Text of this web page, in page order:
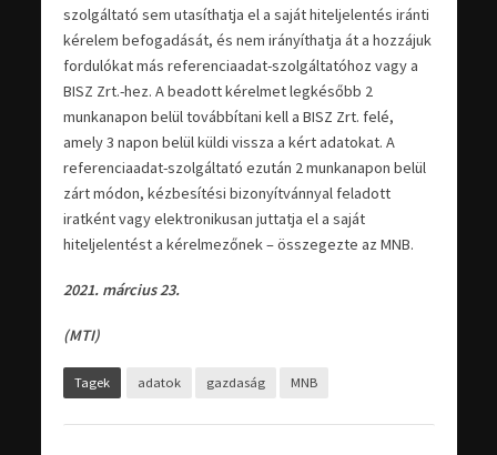
szolgáltató sem utasíthatja el a saját hiteljelentés iránti
kérelem befogadását, és nem irányíthatja át a hozzájuk
fordulókat más referenciaadat-szolgáltatóhoz vagy a
BISZ Zrt.-hez. A beadott kérelmet legkésőbb 2
munkanapon belül továbbítani kell a BISZ Zrt. felé,
amely 3 napon belül küldi vissza a kért adatokat. A
referenciaadat-szolgáltató ezután 2 munkanapon belül
zárt módon, kézbesítési bizonyítvánnyal feladott
iratként vagy elektronikusan juttatja el a saját
hiteljelentést a kérelmezőnek – összegezte az MNB.
2021. március 23.
(MTI)
Tagek adatok gazdaság MNB